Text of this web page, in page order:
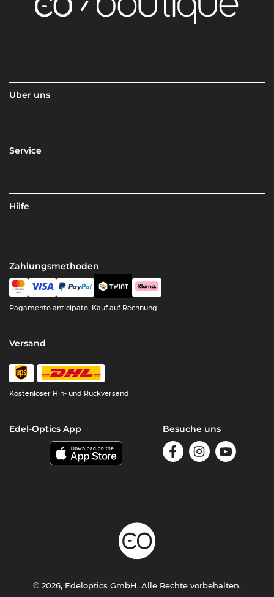
Über uns
Service
Hilfe
Zahlungsmethoden
Pagamento anticipato, Kauf auf Rechnung
Versand
Kostenloser Hin- und Rückversand
Edel-Optics App Besuche uns
© 2026, Edeloptics GmbH. Alle Rechte vorbehalten.